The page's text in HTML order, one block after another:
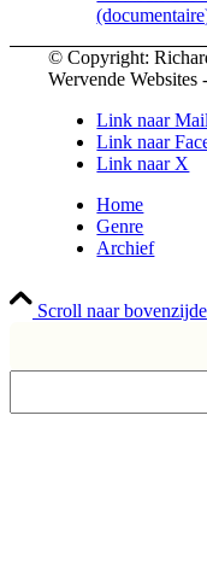
© Copyright:
Wervende Websites
Link naar Mail
Link naar
Link naar X
Home
Genre
Archief
Scroll naar bovenzijde